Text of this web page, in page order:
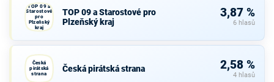
TOP 09 a
Starostové
pro
Plzeňský
kraj
TOP 09 a Starostové pro
Plzeňský kraj
3,87 %
6 hlasů
Česká
pirátská
strana
Česká pirátská strana 2,58 %
4 hlasů